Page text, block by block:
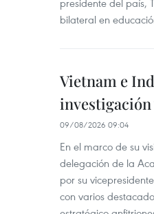
presidente del país,
bilateral en
Vietnam e
09/08/2026 09:04
En el marco de su
delegación de la
por su
con varios